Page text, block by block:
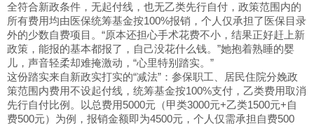
全符合新政条件，无起付线，也无乙类先行自付，政策范围内的
所有费用均由医保统筹基金按100%报销，个人仅承担了医保目录
外的少数自费项目。“原本还担心手术花费不小，结果正好赶上新
政策，能报的基本都报了，自己没花什么钱。”她抱着熟睡的婴
儿，声音轻柔却难掩激动，“心里特别踏实。”
这份踏实来自新政实打实的“减法”：参保职工、居民住院分娩政
策范围内费用不设起付线，统筹基金按100%支付，乙类费用取消
先行自付比例。以总费用5000元（甲类3000元+乙类1500元+自
费500元）为例，报销金额即为4500元，个人仅需承担自费500